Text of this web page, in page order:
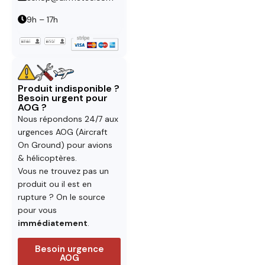
9h – 17h
Produit indisponible ?
Besoin urgent pour
AOG ?
Nous répondons 24/7 aux
urgences AOG (Aircraft
On Ground) pour avions
& hélicoptères.
Vous ne trouvez pas un
produit ou il est en
rupture ? On le source
pour vous
immédiatement.
Besoin urgence
AOG